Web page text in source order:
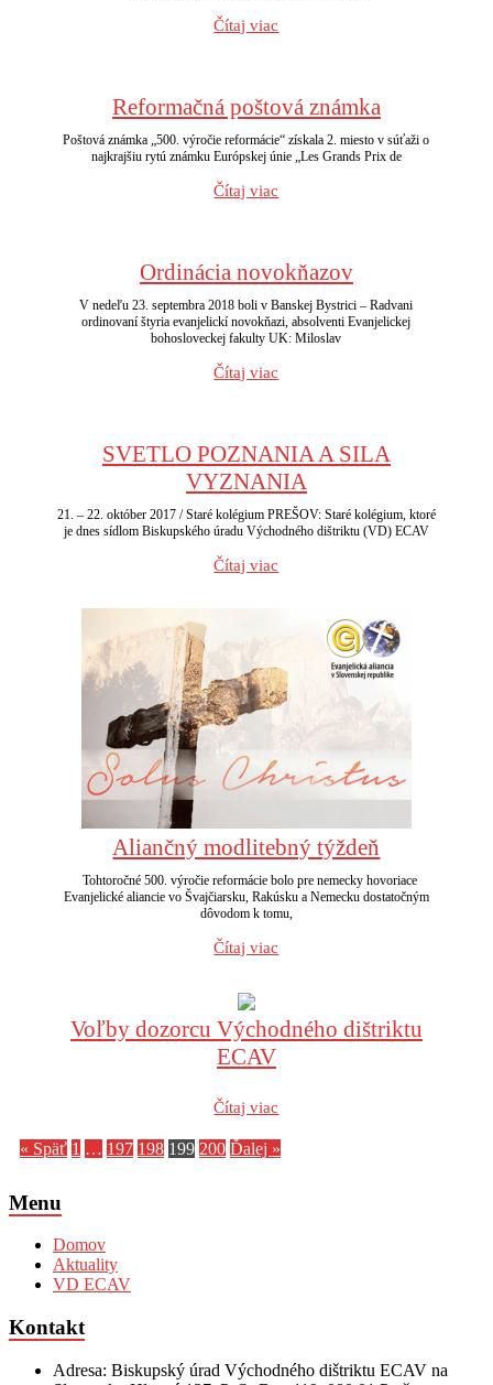
Čítaj viac
Reformačná poštová známka
Poštová známka „500. výročie reformácie“ získala 2. miesto v súťaži o
najkrajšiu rytú známku Európskej únie „Les Grands Prix de
Čítaj viac
Ordinácia novokňazov
V nedeľu 23. septembra 2018 boli v Banskej Bystrici – Radvani
ordinovaní štyria evanjelickí novokňazi, absolventi Evanjelickej
bohosloveckej fakulty UK: Miloslav
Čítaj viac
SVETLO POZNANIA A SILA
VYZNANIA
21. – 22. október 2017 / Staré kolégium PREŠOV: Staré kolégium, ktoré
je dnes sídlom Biskupského úradu Východného dištriktu (VD) ECAV
Čítaj viac
Aliančný modlitebný týždeň
Tohtoročné 500. výročie reformácie bolo pre nemecky hovoriace
Evanjelické aliancie vo Švajčiarsku, Rakúsku a Nemecku dostatočným
dôvodom k tomu,
Čítaj viac
Voľby dozorcu Východného dištriktu
ECAV
Čítaj viac
« Späť 1 … 197 198 199 200 Ďalej »
Menu
Domov
Aktuality
VD ECAV
Kontakt
Adresa: Biskupský úrad Východného dištriktu ECAV na